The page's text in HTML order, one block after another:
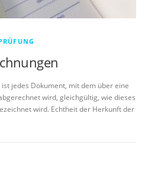
ist jedes Dokument, mit dem über eine
wird, gleichgültig, wie dieses
wird. Echtheit der Herkunft der